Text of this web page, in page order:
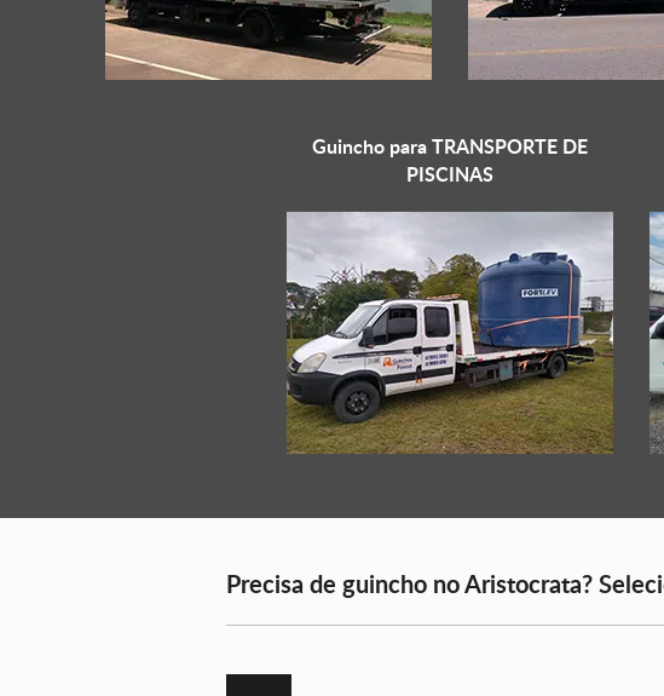
Guincho paraTRANSPORTE DE
PISCINAS
Precisa de guincho no Aristocrata?